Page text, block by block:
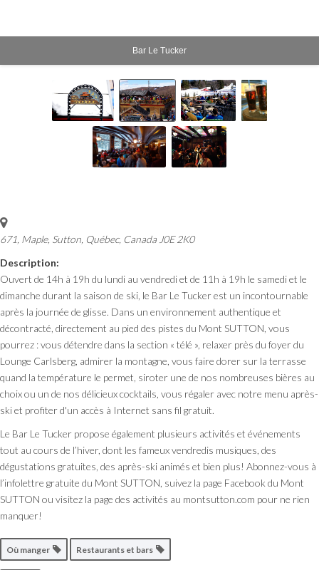
Bar Le Tucker
671, Maple, Sutton Québec, Canada J0E 2K0
Description:
Ouvert de 14h à 19h du lundi au vendredi et de 11h à 19h le samedi et le
dimanche durant la saison de ski, le Bar Le Tucker est un incontournable
après la journée de glisse. Dans un environnement authentique et
décontracté, directement au pied des pistes du Mont SUTTON, vous
pourrez : vous détendre dans la section « télé », relaxer près du foyer du
Lounge Carlsberg, admirer la montagne, vous faire dorer sur la terrasse
quand la température le permet, siroter une de nos nombreuses bières au
choix ou un de nos délicieux cocktails, vous régaler avec notre menu après-
ski et profiter d'un accès à Internet sans fil gratuit.
Le Bar Le Tucker propose également plusieurs activités et événements
tout au cours de l’hiver, dont les fameux vendredis musiques, des
dégustations gratuites, des après-ski animés et bien plus! Abonnez-vous à
l’infolettre gratuite du Mont SUTTON, suivez la page Facebook du Mont
SUTTON ou visitez la page des activités au montsutton.com pour ne rien
manquer!
Où manger Restaurants et bars